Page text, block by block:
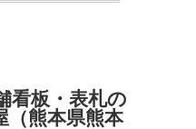
看板・表札の
（熊本県熊本